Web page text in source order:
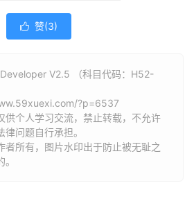
 赞(3)
V2.5 （科目代码：H52-
?p=6537
供个人学习交流，禁止转载，不允许
问题自行承担。
者所有，图片水印出于防止被无耻之